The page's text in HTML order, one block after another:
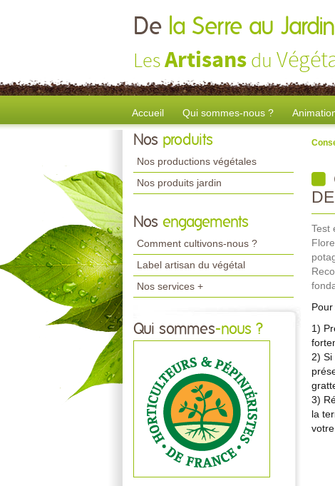
De la Serre au Jardin
LesArtisans du
Accueil Qui sommes-nous ?
Nos produits
Nos productions végétales
Nos produits jardin
Nos engagements
Comment cultivons-nous ?
Label artisan du végétal
Nos services +
Qui sommes-nous ?
Test
1)
2)
3)
la